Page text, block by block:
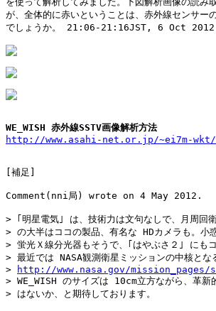
が、全体的に赤いということは、赤外線センサー
でしょうか。 21:06-21:16JST, 6 Oct
WE_WISH 赤外線SSTV画像解析方法
http://www.asahi-net.or.jp/~ei7m-
[補足]
Comment(nni局) wrote on 4 May 2012.
> ｢明星電気｣ は、技術力は文句なしで、月周回
> の大半はココの製品、有名な HDカメラも。
> 蛍光Ｘ線分光器もそうで、｢はやぶさ２｣ にもコ
> 最近では NASA観測衛星ミッションの中核とな
>
http://www.nasa.gov/mission_pages/
> WE_WISH のサイズは 10cm立方ながら、革新
> はないか、と期待しております。